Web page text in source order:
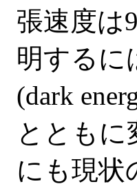
張速度は
明するに
(dark
とともに
にも現状